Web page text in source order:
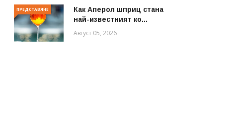
ПРЕДСТАВЯНЕ
Как Аперол шприц стана
най-известният ко...
Август 05, 2026